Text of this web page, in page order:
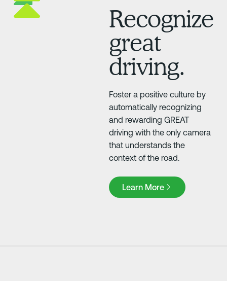
Recognize
great
driving.
Foster a positive culture by
automatically recognizing
and rewarding GREAT
driving with the only camera
that understands the
context of the road.
Learn More
Learn More